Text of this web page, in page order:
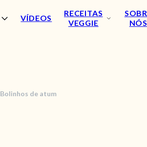
VÍDEOS
RECEITAS
VEGGIE
NÓS
RECEITAS
Bolinhos de atum